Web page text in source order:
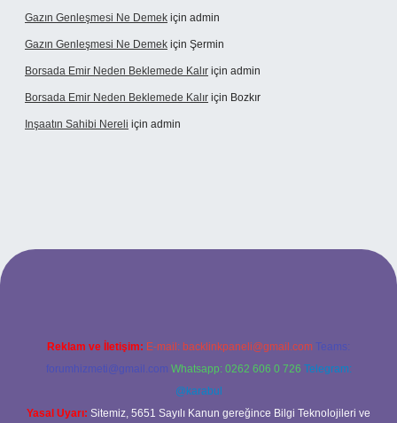
Gazın Genleşmesi Ne Demek için admin
Gazın Genleşmesi Ne Demek için Şermin
Borsada Emir Neden Beklemede Kalır için admin
Borsada Emir Neden Beklemede Kalır için Bozkır
Inşaatın Sahibi Nereli için admin
Reklam ve İletişim: E-mail: backlinkpaneli@gmail.com Teams:
forumhizmeti@gmail.com Whatsapp: 0262 606 0 726 Telegram:
@karabul
Yasal Uyarı: Sitemiz, 5651 Sayılı Kanun gereğince Bilgi Teknolojileri ve